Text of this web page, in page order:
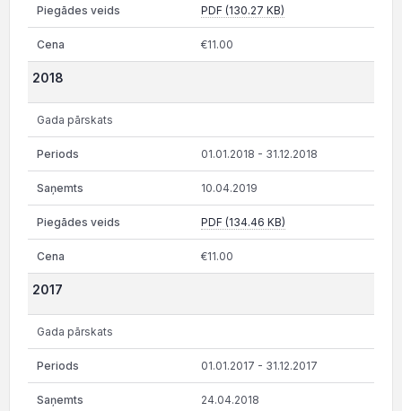
PDF (130.27 KB)
€11.00
2018
Gada pārskats
01.01.2018 - 31.12.2018
10.04.2019
PDF (134.46 KB)
€11.00
2017
Gada pārskats
01.01.2017 - 31.12.2017
24.04.2018